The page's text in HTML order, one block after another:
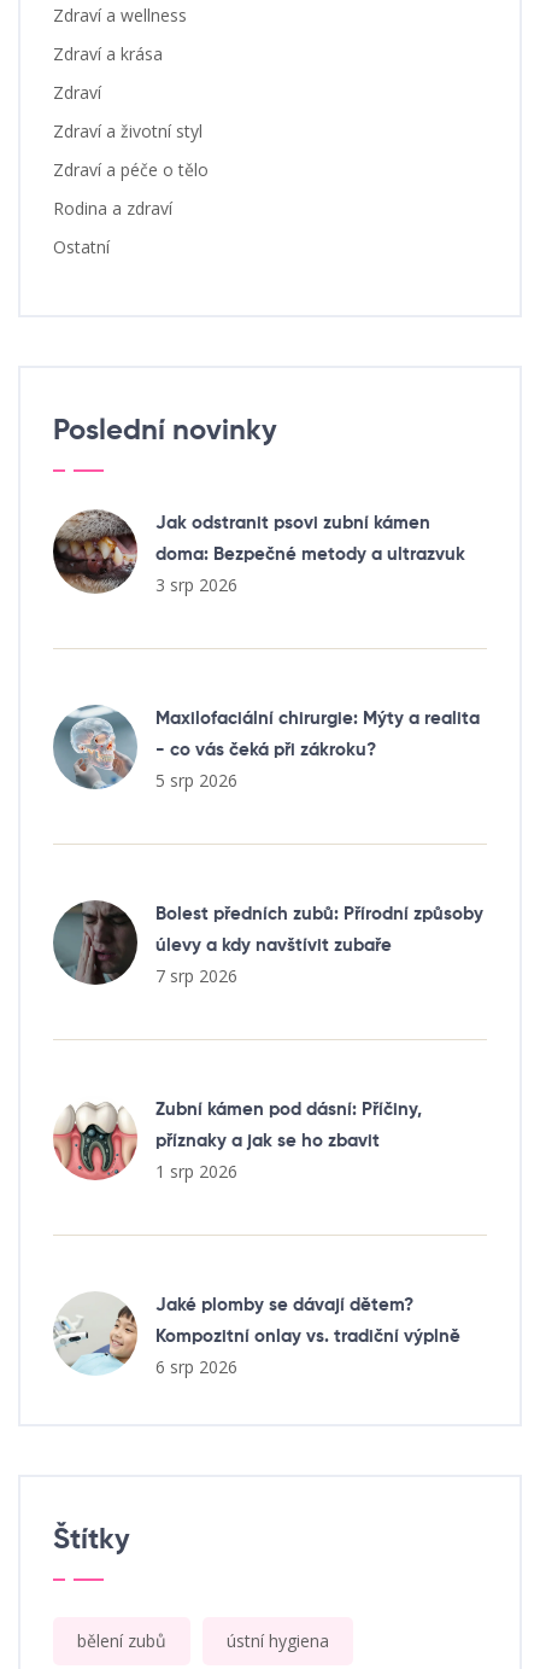
Zdraví a wellness
Zdraví a krása
Zdraví
Zdraví a životní styl
Zdraví a péče o tělo
Rodina a zdraví
Ostatní
Poslední novinky
Jak odstranit psovi zubní kámen
doma: Bezpečné metody a ultrazvuk
3 srp 2026
Maxilofaciální chirurgie: Mýty a realita
- co vás čeká při zákroku?
5 srp 2026
Bolest předních zubů: Přírodní způsoby
úlevy a kdy navštívit zubaře
7 srp 2026
Zubní kámen pod dásní: Příčiny,
příznaky a jak se ho zbavit
1 srp 2026
Jaké plomby se dávají dětem?
Kompozitní onlay vs. tradiční výplně
6 srp 2026
Štítky
bělení zubů ústní hygiena